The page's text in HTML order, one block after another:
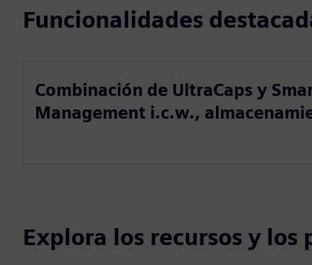
Funcionalidades
Combinación de UltraCaps y
Management i.c.w.,
Explora los recursos y